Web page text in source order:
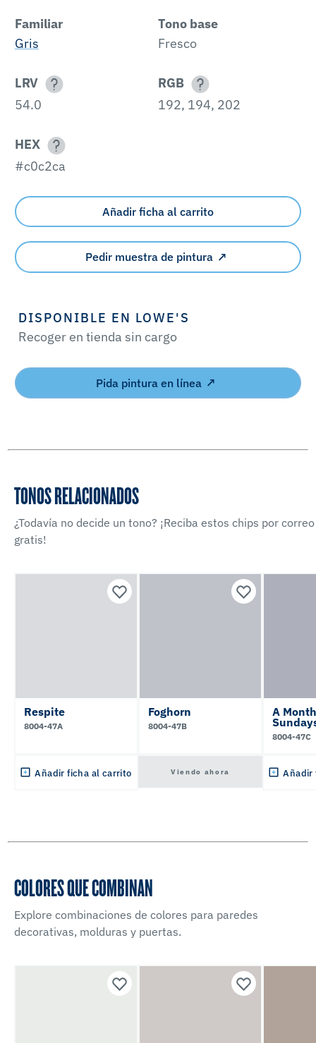
Familiar
Gris
Tono base
Fresco
LRV
54.0
RGB
192, 194, 202
HEX
#c0c2ca
Añadir ficha al carrito
Pedir muestra de pintura
DISPONIBLE EN LOWE'S
Recoger en tienda sin cargo
Pida pintura en línea
TONOS RELACIONADOS
¿Todavía no decide un tono? ¡Reciba estos chips por correo
gratis!
Respite
8004-47A
Añadir ficha al carrito
Foghorn
8004-47B
Viendo ahora
A
8004-47C
Añadir
COLORES QUE COMBINAN
Explore combinaciones de colores para paredes
decorativas, molduras y puertas.